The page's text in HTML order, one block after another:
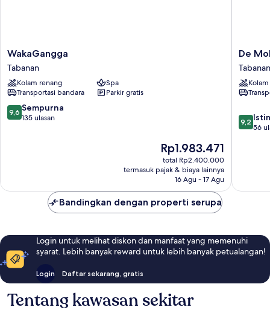
WakaGangga
Tabanan
WakaGangga
Tabanan
Kolam renang
Spa
Transportasi bandara
Parkir gratis
9.6
dari
9,6 Sempurna
135 ulasan
Harga
sekarang
Rp1.983.471
Rp1.983.471
total Rp2.400.000
termasuk pajak & biaya lainnya
16 Agu - 17 Agu
De
Moksha
Eco
Friendly
Tabanan
De
Tabanan
9.2
dari
9,2
56
Bandingkan dengan properti serupa
Login untuk melihat diskon dan manfaat yang memenuhi
syarat. Lebih banyak reward untuk lebih banyak petualangan!
Login Daftar sekarang, gratis
Tentang kawasan sekitar